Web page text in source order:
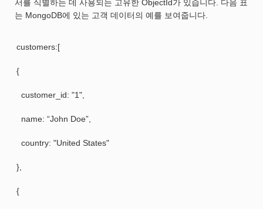
서를 식별하는 데 사용되는 고유한 ObjectId가 있습니다. 다음 표
는 MongoDB에 있는 고객 데이터의 예를 보여줍니다.
customers:[
{
customer_id: "1",
name: “John Doe”,
country: "United States"
},
{